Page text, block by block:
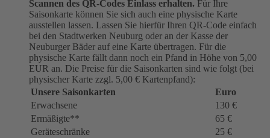
Scannen des QR-Codes Einlass erhalten. Für Ihre
Saisonkarte können Sie sich auch eine physische Karte
ausstellen lassen. Lassen Sie hierfür Ihren QR-Code einfach
bei den Stadtwerken Neuburg oder an der Kasse der
Neuburger Bäder auf eine Karte übertragen. Für die
physische Karte fällt dann noch ein Pfand in Höhe von 5,00
EUR an. Die Preise für die Saisonkarten sind wie folgt (bei
physischer Karte zzgl. 5,00 € Kartenpfand):
Unsere Saisonkarten
Euro
Erwachsene
130 €
Ermäßigte**
65 €
Geräteschränke
25 €